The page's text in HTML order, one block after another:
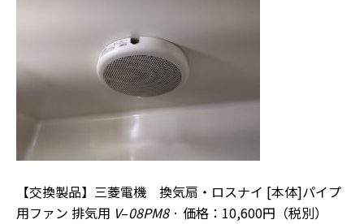
【交換製品】三菱電機 換気扇・ロスナイ [本体]パイプ
用ファン 排気用 V–08PM8· 価格：10,600円（税別）